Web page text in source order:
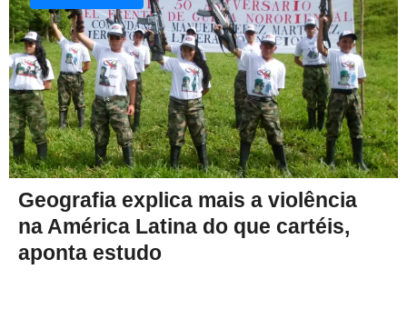
Geografia explica mais a violência
na América Latina do que cartéis,
aponta estudo